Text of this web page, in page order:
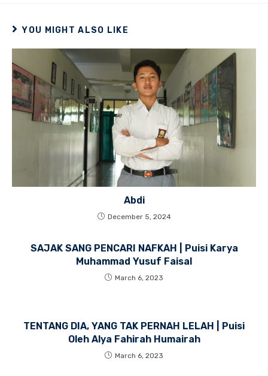
YOU MIGHT ALSO LIKE
Abdi
December 5, 2024
SAJAK SANG PENCARI NAFKAH | Puisi Karya
Muhammad Yusuf Faisal
March 6, 2023
TENTANG DIA, YANG TAK PERNAH LELAH | Puisi
Oleh Alya Fahirah Humairah
March 6, 2023